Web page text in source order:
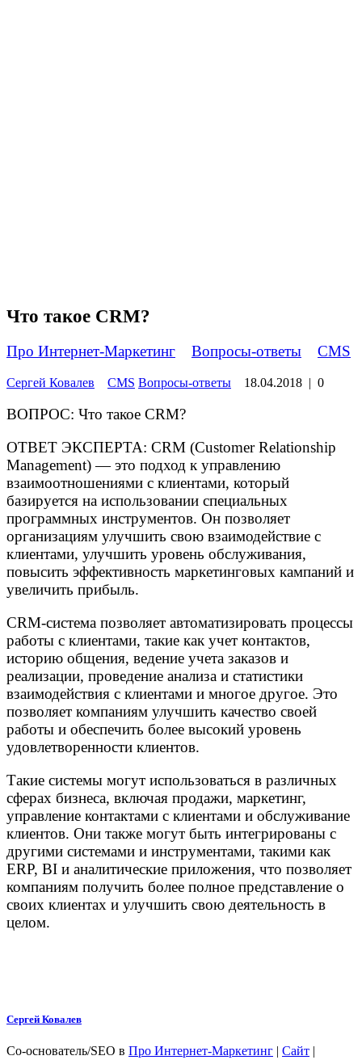
Что такое CRM?
Про Интернет-Маркетинг Вопросы-ответы CMS
Сергей Ковалев CMS Вопросы-ответы 18.04.2018 | 0
ВОПРОС: Что такое CRM?
ОТВЕТ ЭКСПЕРТА: CRM (Customer Relationship
Management) — это подход к управлению
взаимоотношениями с клиентами, который
базируется на использовании специальных
программных инструментов. Он позволяет
организациям улучшить свою взаимодействие с
клиентами, улучшить уровень обслуживания,
повысить эффективность маркетинговых кампаний и
увеличить прибыль.
CRM-система позволяет автоматизировать процессы
работы с клиентами, такие как учет контактов,
историю общения, ведение учета заказов и
реализации, проведение анализа и статистики
взаимодействия с клиентами и многое другое. Это
позволяет компаниям улучшить качество своей
работы и обеспечить более высокий уровень
удовлетворенности клиентов.
Такие системы могут использоваться в различных
сферах бизнеса, включая продажи, маркетинг,
управление контактами с клиентами и обслуживание
клиентов. Они также могут быть интегрированы с
другими системами и инструментами, такими как
ERP, BI и аналитические приложения, что позволяет
компаниям получить более полное представление о
своих клиентах и улучшить свою деятельность в
целом.
Сергей Ковалев
Со-основатель/SEO в Про Интернет-Маркетинг | Сайт |